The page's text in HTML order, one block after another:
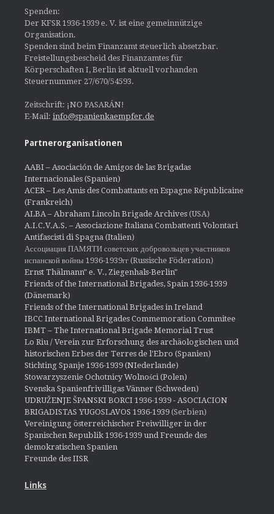
Spenden:
Der KFSR 1936-1939 e. V. ist eine gemeinnützige
Organisation.
Spenden sind beim Finanzamt steuerlich absetzbar.
Freistellungsbescheid des Finanzamtes für
Körperschaften I, Berlin ist aktuell vorhanden
Steuernummer 27/670/54593.
Zeitschrift: ¡NO PASARÁN!
E-Mail: info@spanienkaempfer.de
Partnerorganisationen
AABI – Asociación de Amigos de las Brigadas
Internacionales (Spanien)
ACER – Les Amis des Combattants en Espagne Républicaine
(Frankreich)
ALBA – Abraham Lincoln Brigade Archives (USA)
A.I.C.V.A.S. – Associazione Italiana Combattenti Volontari
Antifascisti di Spagna (Italien)
Ассоциация ПАМЯТИ советских добровольцев участников
испанской войны 1936-1939гг (Russische Föderation)
Ernst Thälmann" e. V., Ziegenhals-Berlin"
Friends of the International Brigades, Spain 1936-1939
(Dänemark)
Friends of the International Brigades in Ireland
IBCC International Brigades Commemoration Commitee
IBMT – The International Brigade Memorial Trust
Lo Riu / Verein zur Erforschung des archäologischen und
historischen Erbes der Terres de l'Ebro (Spanien)
Stichting Spanje 1936-1939 (NIederlande)
Stowarzyszenie Ochotnicy Wolności (Polen)
Svenska Spanienfrivilligas Vänner (Schweden)
UDRUŽENJE ŠPANSKI BORCI 1936-1939 - ASOCIACION
BRIGADISTAS YUGOSLAVOS 1936-1939 (Serbien)
Vereinigung österreichischer Freiwilliger in der
Spanischen Republik 1936-1939 und Freunde des
demokratischen Spanien
Freunde des IISR
Links